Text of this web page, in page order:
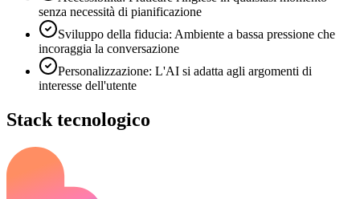
senza necessità di pianificazione
Sviluppo della fiducia: Ambiente a bassa pressione che
incoraggia la conversazione
Personalizzazione: L'AI si adatta agli argomenti di
interesse dell'utente
Stack tecnologico